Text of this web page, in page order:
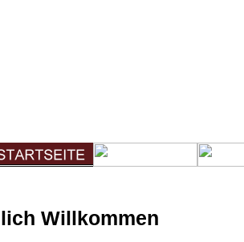
Willkommen